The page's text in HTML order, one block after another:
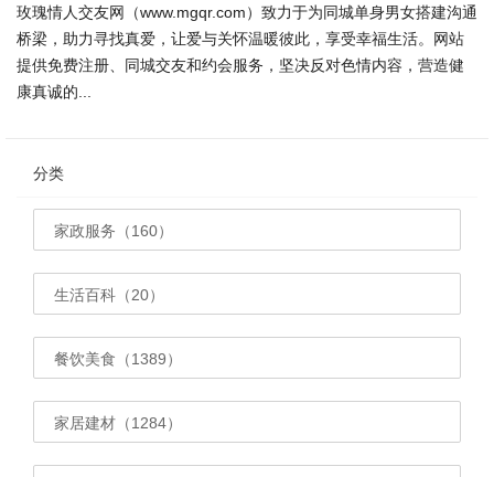
玫瑰情人交友网（www.mgqr.com）致力于为同城单身男女搭建沟通
桥梁，助力寻找真爱，让爱与关怀温暖彼此，享受幸福生活。网站
提供免费注册、同城交友和约会服务，坚决反对色情内容，营造健
康真诚的...
分类
家政服务（160）
生活百科（20）
餐饮美食（1389）
家居建材（1284）